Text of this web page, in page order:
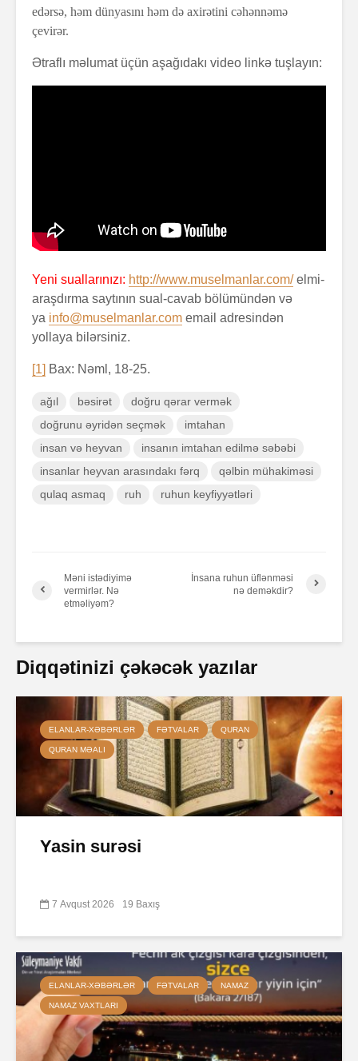
edərsə, həm dünyasını həm də axirətini cəhənnəmə
çevirər.
Ətraflı məlumat üçün aşağıdakı video linkə tuşlayın:
Yeni suallarınızı: http://www.muselmanlar.com/elmi-
araşdırma saytının sual-cavab bölümündən və
ya info@muselmanlar.com email adresindən
yollaya bilərsiniz.
[1] Bax: Nəml, 18-25.
ağıl bəsirət
doğru qərar vermək
doğrunu əyridən seçmək
imtahan
insan və heyvan
insanın imtahan edilmə səbəbi
insanlar heyvan arasındakı fərq
qəlbin mühakiməsi
qulaq asmaq
ruh ruhun keyfiyyətləri
Məni istədiyimə
vermirlər. Nə
etməliyəm?
İnsana ruhun üflənməsi
nə deməkdir?
Diqqətinizi çəkəcək yazılar
ELANLAR-XƏBƏRLƏR FƏTVALAR QURAN
QURAN MƏALI
Yasin surəsi
7 Avqust 2026 19 Baxış
ELANLAR-XƏBƏRLƏR FƏTVALAR NAMAZ
NAMAZ VAXTLARI